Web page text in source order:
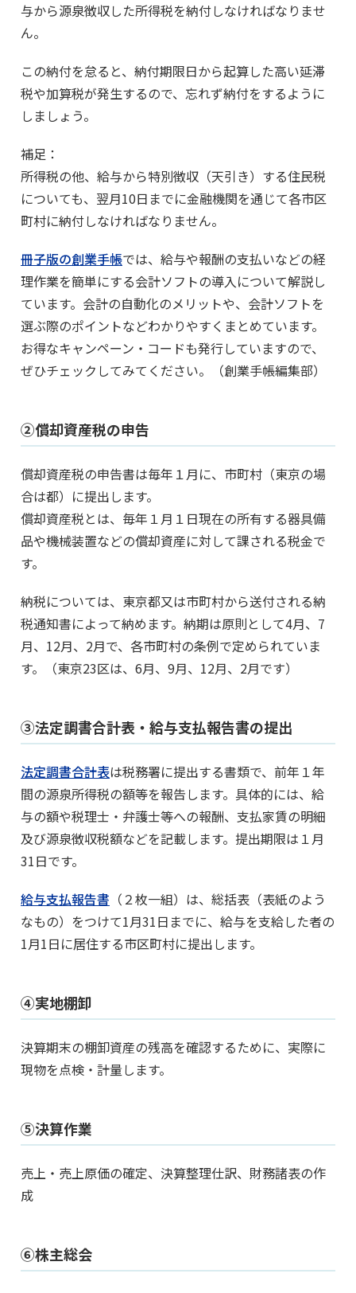
与から源泉徴収した所得税を納付しなければなりませ
ん。
この納付を怠ると、納付期限日から起算した高い延滞
税や加算税が発生するので、忘れず納付をするように
しましょう。
補足：
所得税の他、給与から特別徴収（天引き）する住民税
についても、翌月10日までに金融機関を通じて各市区
町村に納付しなければなりません。
冊子版の創業手帳では、給与や報酬の支払いなどの経
理作業を簡単にする会計ソフトの導入について解説し
ています。会計の自動化のメリットや、会計ソフトを
選ぶ際のポイントなどわかりやすくまとめています。
お得なキャンペーン・コードも発行していますので、
ぜひチェックしてみてください。（創業手帳編集部）
②償却資産税の申告
償却資産税の申告書は毎年１月に、市町村（東京の場
合は都）に提出します。
償却資産税とは、毎年１月１日現在の所有する器具備
品や機械装置などの償却資産に対して課される税金で
す。
納税については、東京都又は市町村から送付される納
税通知書によって納めます。納期は原則として4月、7
月、12月、2月で、各市町村の条例で定められていま
す。（東京23区は、6月、9月、12月、2月です）
③法定調書合計表・給与支払報告書の提出
法定調書合計表は税務署に提出する書類で、前年１年
間の源泉所得税の額等を報告します。具体的には、給
与の額や税理士・弁護士等への報酬、支払家賃の明細
及び源泉徴収税額などを記載します。提出期限は１月
31日です。
給与支払報告書 （２枚一組）は、総括表（表紙のよう
なもの）をつけて1月31日までに、給与を支給した者の
1月1日に居住する市区町村に提出します。
④実地棚卸
決算期末の棚卸資産の残高を確認するために、実際に
現物を点検・計量します。
⑤決算作業
売上・売上原価の確定、決算整理仕訳、財務諸表の作
成
⑥株主総会